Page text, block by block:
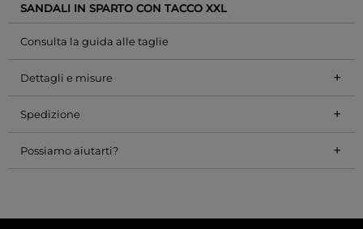
SANDALI IN SPARTO CON TACCO XXL
Consulta la guida alle taglie
Dettagli e misure +
Spedizione +
Possiamo aiutarti? +